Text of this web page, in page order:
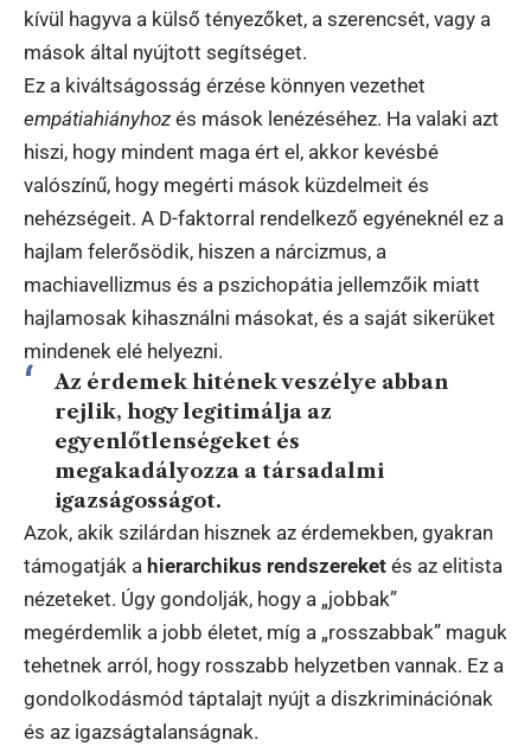
kívül hagyva a külső tényezőket, a szerencsét, vagy a
mások által nyújtott segítséget.
Ez a kiváltságosság érzése könnyen vezethet
empátiahiányhoz és mások lenézéséhez. Ha valaki azt
hiszi, hogy mindent maga ért el, akkor kevésbé
valószínű, hogy megérti mások küzdelmeit és
nehézségeit. A D-faktorral rendelkező egyéneknél ez a
hajlam felerősödik, hiszen a nárcizmus, a
machiavellizmus és a pszichopátia jellemzőik miatt
hajlamosak kihasználni másokat, és a saját sikerüket
mindenek elé helyezni.
Az érdemek hitének veszélye abban
rejlik, hogy legitimálja az
egyenlőtlenségeket és
megakadályozza a társadalmi
igazságosságot.
Azok, akik szilárdan hisznek az érdemekben, gyakran
támogatják a hierarchikus rendszereket és az elitista
nézeteket. Úgy gondolják, hogy a „jobbak”
megérdemlik a jobb életet, míg a „rosszabbak” maguk
tehetnek arról, hogy rosszabb helyzetben vannak. Ez a
gondolkodásmód táptalajt nyújt a diszkriminációnak
és az igazságtalanságnak.